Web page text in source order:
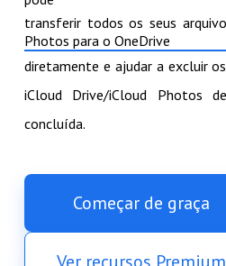
transferir todos os seus
Photos para o OneDrive
diretamente e ajudar a excluir
iCloud Drive/iCloud Photos
concluída.
Começar de graça